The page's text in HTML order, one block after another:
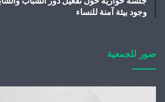
وجود بيئة آمنة للنساء
صور للجمعية